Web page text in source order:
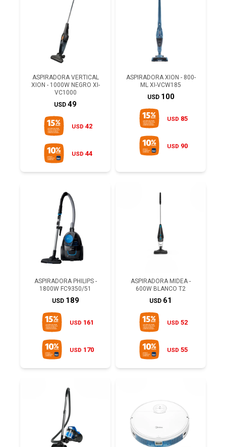
ASPIRADORA VERTICAL
XION - 1000W NEGRO XI-
VC1000
USD 49
USD 42
USD 44
ASPIRADORA XION - 800-
ML XI-VCW185
USD 100
USD 85
USD 90
ASPIRADORA PHILIPS -
1800W FC9350/51
USD 189
USD 161
USD 170
ASPIRADORA MIDEA -
600W BLANCO T2
USD 61
USD 52
USD 55